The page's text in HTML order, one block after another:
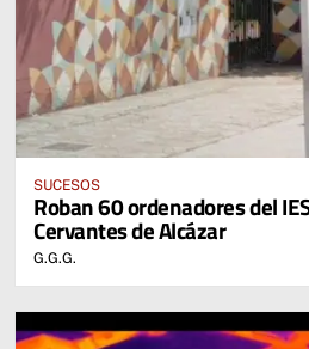
SUCESOS
Roban 60 ordenadores del
Cervantes de Alcázar
G.G.G.